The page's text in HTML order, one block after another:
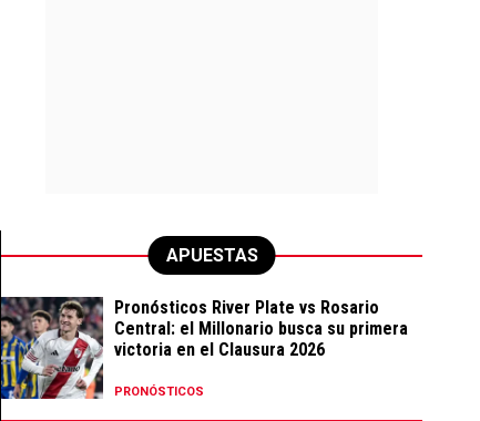
APUESTAS
Pronósticos River Plate vs Rosario
Central: el Millonario busca su primera
victoria en el Clausura 2026
PRONÓSTICOS